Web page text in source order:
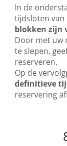
In de
tijdsloten van
blokken zijn
Door met uw
te slepen,
reserveren.
Op de
definitieve
reservering